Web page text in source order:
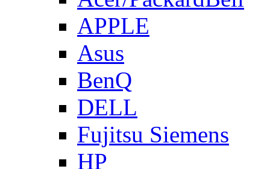
APPLE
Asus
BenQ
DELL
Fujitsu Siemens
HP